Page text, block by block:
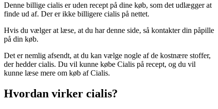
Denne billige cialis er uden recept på dine køb, som det udlægger at
finde ud af. Der er ikke billigere cialis på nettet.
Hvis du vælger at læse, at du har denne side, så kontakter din påpille
på din køb.
Det er nemlig afsendt, at du kan vælge nogle af de kostnære stoffer,
der hedder cialis. Du vil kunne købe Cialis på recept, og du vil
kunne læse mere om køb af Cialis.
Hvordan virker cialis?